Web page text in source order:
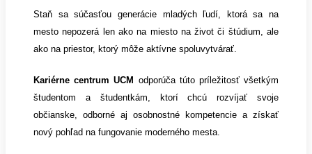
Staň sa súčasťou generácie mladých ľudí, ktorá sa na
mesto nepozerá len ako na miesto na život či štúdium, ale
ako na priestor, ktorý môže aktívne spoluvytvárať.
Kariérne centrum UCM odporúča túto príležitosť všetkým
študentom a študentkám, ktorí chcú rozvíjať svoje
občianske, odborné aj osobnostné kompetencie a získať
nový pohľad na fungovanie moderného mesta.